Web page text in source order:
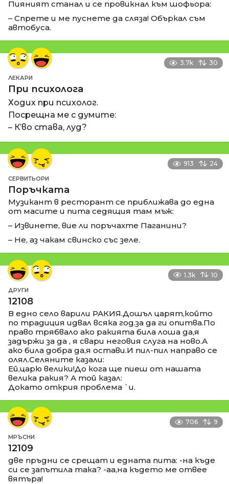
Пияният станал и се провикнал към шофьора:
– Спрете и ме пуснете да сляза! Объркал съм
автобуса.
3.7k 30
ЛЕКАРИ
При психолога
Ходих при психолог.
Посрещна ме с думите:
– К’во става, луд?
913 24
СЕРВИТЬОРИ
Поръчката
Музикант в ресторант се приближава до една
от масите и пита седящия там мъж:
– Извинете, вие ли поръчахте Паганини?
– Не, аз чакам свинско със зеле.
1.3k 10
ДРУГИ
12108
В едно село варили РАКИЯ.Дошъл царят,който
по традиция идвал всяка год.за да ги опитва.По
право трябвало ако ракията била лоша да,я
задържи за да , я свари неговия слуга на ново.А
ако била добра да,я остави.И пил-пил направо се
олял.Селяните казали:
Ей,царю велики!До кога ще пиеш от нашата
велика ракия? А той казал:
Докато открия проблема `и.
706 9
МРЪСНИ
12109
две пръдни се срещат и едната пита: -на къде
си се запътила така? -аа,на където ме отвее
вятъра!